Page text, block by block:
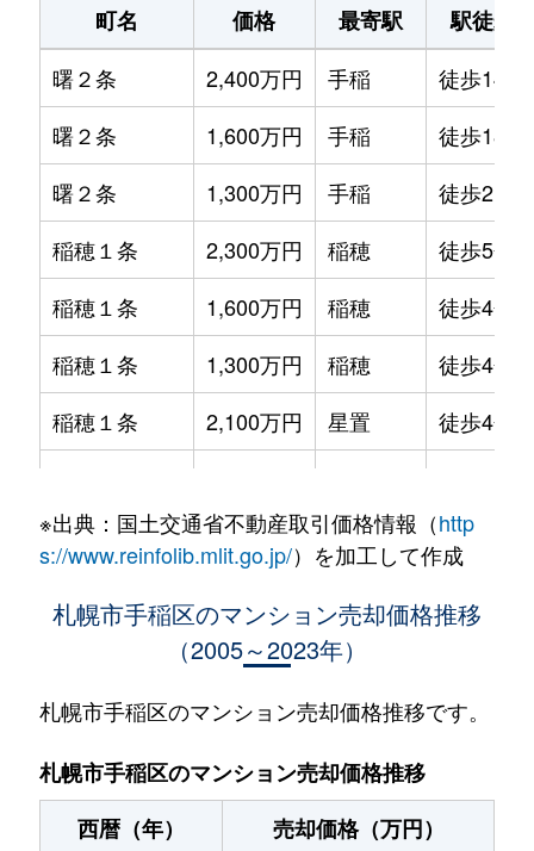
町名 価格 最寄駅
駅徒歩
曙２条
2,400万円 手稲
徒歩14分
曙２条
1,600万円 手稲
徒歩18分
曙２条
1,300万円 手稲
徒歩21分
稲穂１条
2,300万円 稲穂
徒歩5分
稲穂１条
1,600万円 稲穂
徒歩4分
稲穂１条
1,300万円 稲穂
徒歩4分
稲穂１条
2,100万円 星置
徒歩4分
稲穂１条
2,200万円 星置
徒歩6分
1,300万円 稲穂
稲穂３条
1,100万円 稲穂
徒歩9分
稲穂３条
1,400万円 稲穂
新発寒５条
1,700万円 稲積公園
※出典：国土交通省不動産取引価格情報（http
s://www.reinfolib.mlit.go.jp/）を加工して作成
札幌市手稲区のマンション売却価格推移
（2005～2023年）
札幌市手稲区のマンション売却価格推移です。
札幌市手稲区のマンション売却価格推移
西暦（年）
売却価格（万円）